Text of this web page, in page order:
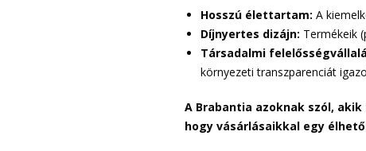
Hosszú élettartam: A
Díjnyertes dizájn: Termékeik
Társadalmi
környezeti transzparenciát
A Brabantia azoknak szól,
hogy vásárlásaikkal egy